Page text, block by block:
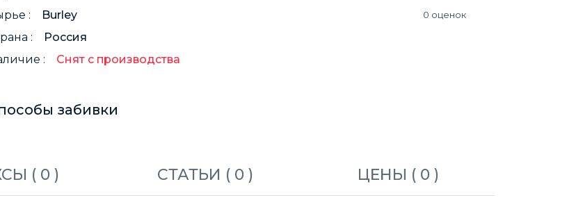
:
Burley
:
Россия
:
Снят с производства
забивки
0 оценок
( 0 ) СТАТЬИ ( 0 ) ЦЕНЫ ( 0 )